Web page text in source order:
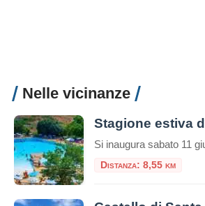
Nelle vicinanze
Distanza: 8,55 km